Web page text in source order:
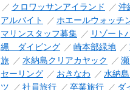
クロワッサンアイランド
沖
アルバイト
ホエールウォッチ
マリンスタッフ募集
リゾート
縄 ダイビング
崎本部緑地
旅
水納島クリアカヤック
セーリング
おきなわ
水納
ツ
社員旅行 卒業旅行 ダ